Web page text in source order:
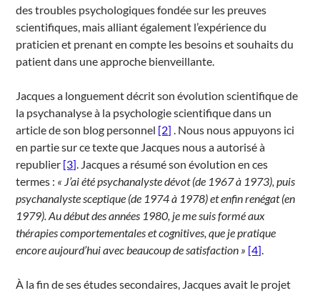
des troubles psychologiques fondée sur les preuves
scientifiques, mais alliant également l’expérience du
praticien et prenant en compte les besoins et souhaits du
patient dans une approche bienveillante.
Jacques a longuement décrit son évolution scientifique de
la psychanalyse à la psychologie scientifique dans un
article de son blog personnel [2] . Nous nous appuyons ici
en partie sur ce texte que Jacques nous a autorisé à
republier [3] . Jacques a résumé son évolution en ces
termes : « J’ai été psychanalyste dévot (de 1967 à 1973), puis
psychanalyste sceptique (de 1974 à 1978) et enfin renégat (en
1979). Au début des années 1980, je me suis formé aux
thérapies comportementales et cognitives, que je pratique
encore aujourd’hui avec beaucoup de satisfaction » [4]
À la fin de ses études secondaires, Jacques avait le projet